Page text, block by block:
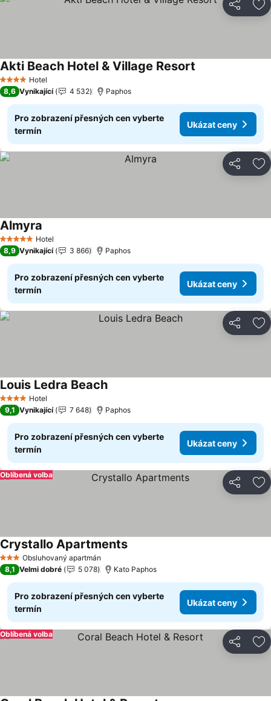
Sdílet
4 Počet hvězdiček
Hotel
Akti Beach Hotel & Village Resort
8,6 Vynikající 4 532 Paphos
Pro zobrazení přesných cen vyberte
termín
Ukázat ceny
Sdílet
5 Počet hvězdiček
Hotel
Almyra
8,9 Vynikající 3 866 Paphos
Pro zobrazení přesných cen vyberte
termín
Ukázat ceny
Sdílet
4 Počet hvězdiček
Hotel
Louis Ledra Beach
9,1 Vynikající 7 648 Paphos
Pro zobrazení přesných cen vyberte
termín
Ukázat ceny
Sdílet
Oblíbená volba
3 Počet hvězdiček
Obsluhovaný apartmán
Crystallo Apartments
8,1 Velmi dobré 5 078 Kato Paphos
Pro zobrazení přesných cen vyberte
termín
Ukázat ceny
Sdílet
Oblíbená volba